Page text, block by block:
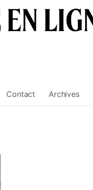
Contact Archives